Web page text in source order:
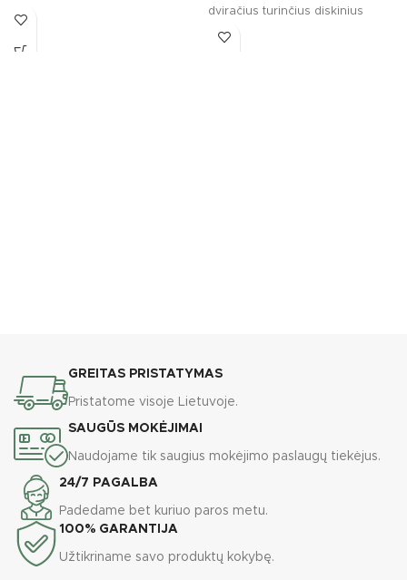
dviračius turinčius diskinius
GREITAS PRISTATYMAS
Pristatome visoje Lietuvoje.
SAUGŪS MOKĖJIMAI
Naudojame tik saugius mokėjimo paslaugų tiekėjus.
24/7 PAGALBA
Padedame bet kuriuo paros metu.
100% GARANTIJA
Užtikriname savo produktų kokybę.